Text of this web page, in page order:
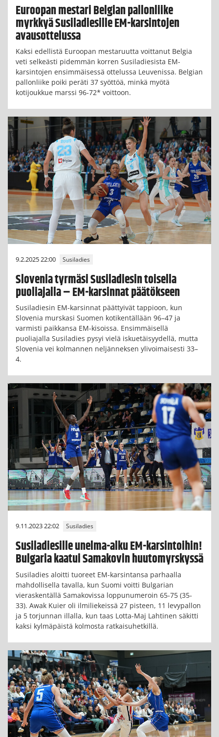
Euroopan mestari Belgian pallonliike
myrkkyä Susiladiesille EM-karsintojen
avausottelussa
Kaksi edellistä Euroopan mestaruutta voittanut Belgia
veti selkeästi pidemmän korren Susiladiesista EM-
karsintojen ensimmäisessä ottelussa Leuvenissa. Belgian
pallonliike poiki peräti 37 syöttöä, minkä myötä
kotijoukkue marssi 96-72* voittoon.
9.2.2025 22:00 Susiladies
Slovenia tyrmäsi Susiladiesin toisella
puoliajalla – EM-karsinnat päätökseen
Susiladiesin EM-karsinnat päättyivät tappioon, kun
Slovenia murskasi Suomen kotikentällään 96–47 ja
varmisti paikkansa EM-kisoissa. Ensimmäisellä
puoliajalla Susiladies pysyi vielä iskuetäisyydellä, mutta
Slovenia vei kolmannen neljänneksen ylivoimaisesti 33–
4.
9.11.2023 22:02 Susiladies
Susiladiesille unelma-alku EM-karsintoihin!
Bulgaria kaatui Samakovin huutomyrskyssä
Susiladies aloitti tuoreet EM-karsintansa parhaalla
mahdollisella tavalla, kun Suomi voitti Bulgarian
vieraskentällä Samakovissa loppunumeroin 65-75 (35-
33). Awak Kuier oli ilmiliekeissä 27 pisteen, 11 levypallon
ja 5 torjunnan illalla, kun taas Lotta-Maj Lahtinen säkitti
kaksi kylmäpäistä kolmosta ratkaisuhetkillä.